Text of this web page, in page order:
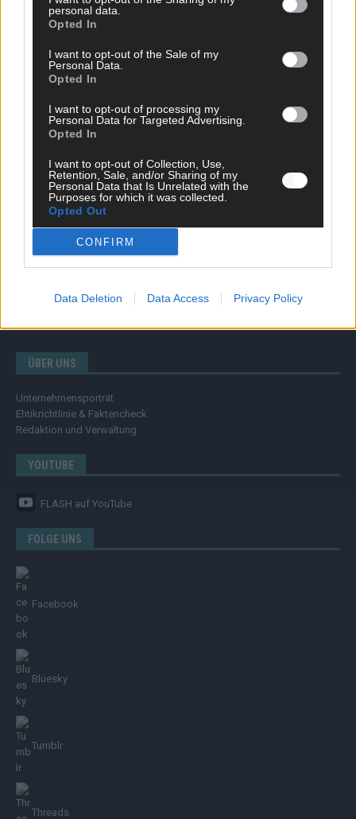
personal data.
Opted In
I want to opt-out of the Sale of my
Personal Data.
Opted In
I want to opt-out of processing my
Personal Data for Targeted Advertising.
Opted In
I want to opt-out of Collection, Use,
Retention, Sale, and/or Sharing of my
Personal Data that Is Unrelated with the
Purposes for which it was collected.
Opted Out
CONFIRM
Data Deletion Data Access Privacy Policy
Nachrichten
Wirtschaft
Ratgeber
Wissen
Kommentar
Streams & Storys
Eurovision
FLASH – DAS VIDEOPORTAL
ÜBER UNS
Unternehmensporträt
Ehtikrichtlinie & Faktencheck
Redaktion und Verwaltung
YOUTUBE
FLASH auf YouTube
FOLGE UNS
Facebook
Bluesky
Tumblr
Threads